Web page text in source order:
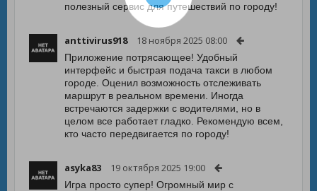
полезный сервис для путешествий по городу!
anttivirus918 18 ноября 2025 08:00
Приложение потрясающее! Удобный
интерфейс и быстрая подача такси в любом
городе. Оценил возможность отслеживать
маршрут в реальном времени. Иногда
встречаются задержки с водителями, но в
целом все работает гладко. Рекомендую всем,
кто часто передвигается по городу!
asyka83 19 октября 2025 19:00
Игра просто супер! Огромный мир с